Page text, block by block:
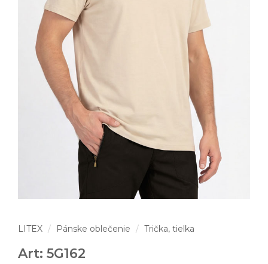
LITEX Pánske oblečenie Trička, tielka
Art: 5G162